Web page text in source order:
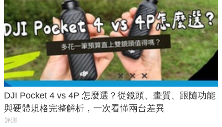
DJI Pocket 4 vs 4P 怎麼選？從鏡頭、畫質、跟隨功能
與硬體規格完整解析，一次看懂兩台差異
評測